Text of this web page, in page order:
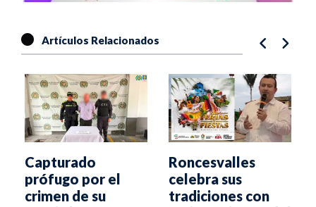
Artículos Relacionados
Capturado
prófugo por el
crimen de su
Roncesvalles
celebra sus
tradiciones con